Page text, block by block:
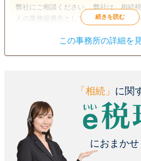
弊社にご相談ください。 弊社は、相続税専門の大手税理士法
人の業務提携先として、大手税理士法人
供しております。 お客様の対応は、原則、代表税理士が行っ
の方法をお申し付けください。 初回相談は無料で行っており
ますので、「まずはちょっと聞いてみ
ど・・・。」というお客様も遠慮なくお
ればと存じます。 ・申告期限が迫って焦っている・・・。
・自分でやろうとして途中まではなんと
の評価や申告書の書き方が分からず困って
ようなお客様からのご相談も快く対応い
遺産分割
電話相談可 土日相談可 初
18時以降相談可 オンライン面談可
この事務所の詳細を
「相続」 に関
におまか